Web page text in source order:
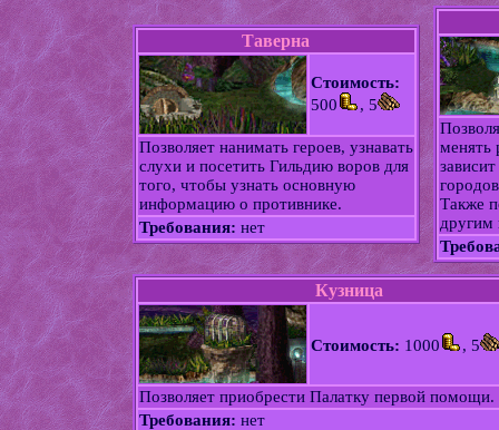
Таверна
Стоимость:
500
, 5
Позволяет нанимать героев, узнавать
слухи и посетить Гильдию воров для
того, чтобы узнать основную
информацию о противнике.
Требования: нет
менять
Также
другим
Кузница
Стоимость: 1000 , 5
Позволяет приобрести Палатку первой помощи.
Требования: нет